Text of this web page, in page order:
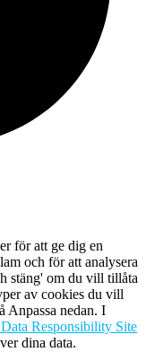
för att ge dig en
och för att analysera
stäng' om du vill tillåta
av cookies du vill
Anpassa nedan. I
Responsibility Site
dina data.